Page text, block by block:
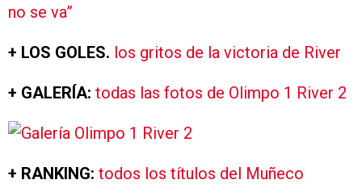
no se va”
+ LOS GOLES. los gritos de la victoria de River
+ GALERÍA: todas las fotos de Olimpo 1 River 2
+ RANKING: todos los títulos del Muñeco